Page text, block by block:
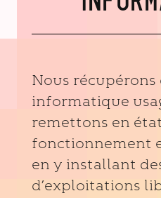
Nous
informatique
remettons en
fonctionnement
en y installant
d’exploitations